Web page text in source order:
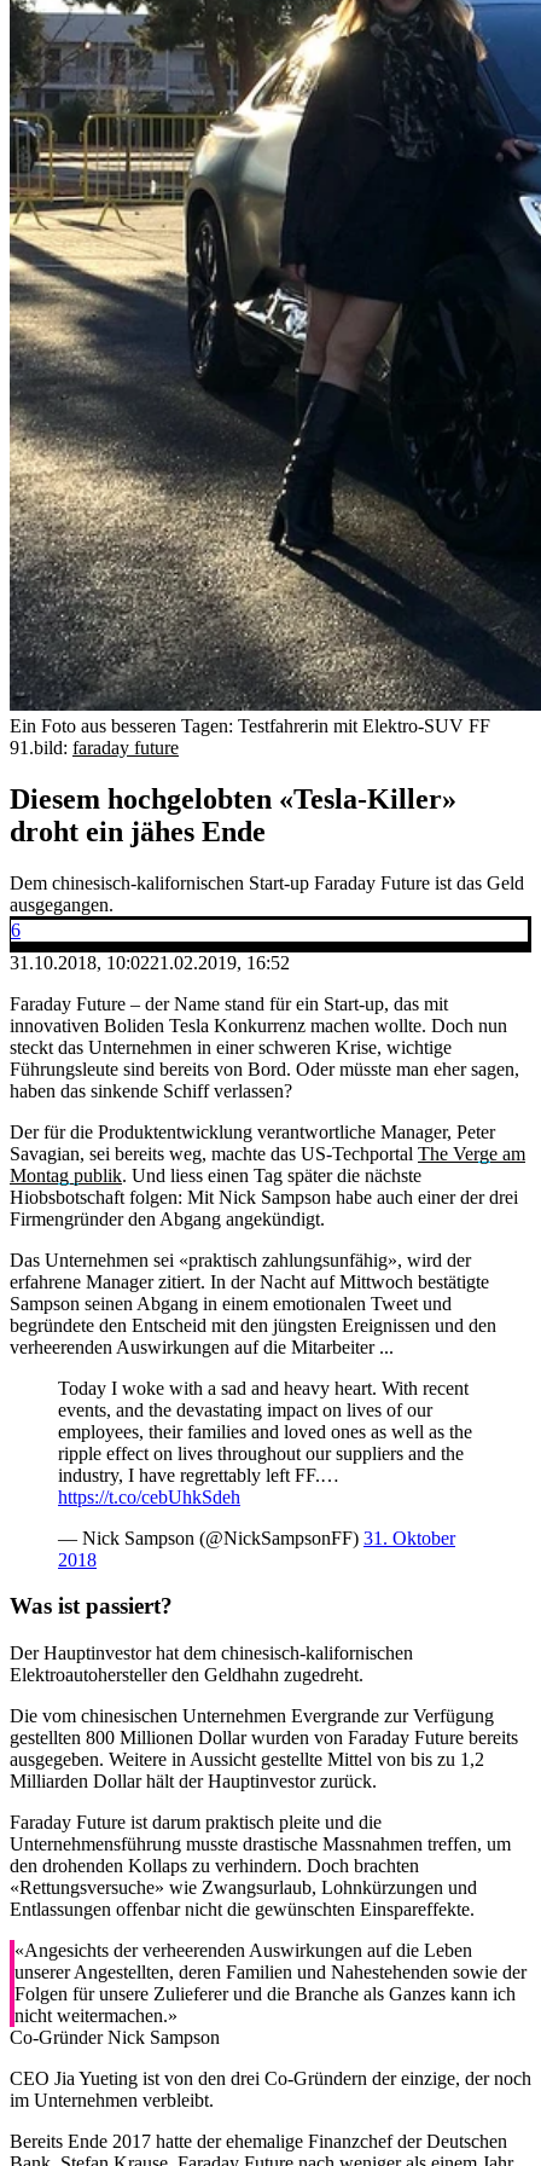
Ein Foto aus besseren Tagen: Testfahrerin mit Elektro-SUV FF
91.bild: faraday future
Diesem hochgelobten «Tesla-Killer»
droht ein jähes Ende
Dem chinesisch-kalifornischen Start-up Faraday Future ist das Geld
ausgegangen.
6
31.10.2018, 10:0221.02.2019, 16:52
Faraday Future – der Name stand für ein Start-up, das mit
innovativen Boliden Tesla Konkurrenz machen wollte. Doch nun
steckt das Unternehmen in einer schweren Krise, wichtige
Führungsleute sind bereits von Bord. Oder müsste man eher sagen,
haben das sinkende Schiff verlassen?
Der für die Produktentwicklung verantwortliche Manager, Peter
Savagian, sei bereits weg, machte das US-Techportal The Verge am
Montag publik. Und liess einen Tag später die nächste
Hiobsbotschaft folgen: Mit Nick Sampson habe auch einer der drei
Firmengründer den Abgang angekündigt.
Das Unternehmen sei «praktisch zahlungsunfähig», wird der
erfahrene Manager zitiert. In der Nacht auf Mittwoch bestätigte
Sampson seinen Abgang in einem emotionalen Tweet und
begründete den Entscheid mit den jüngsten Ereignissen und den
verheerenden Auswirkungen auf die Mitarbeiter ...
Today I woke with a sad and heavy heart. With recent
events, and the devastating impact on lives of our
employees, their families and loved ones as well as the
ripple effect on lives throughout our suppliers and the
industry, I have regrettably left FF.…
https://t.co/cebUhkSdeh
— Nick Sampson (@NickSampsonFF) 31. Oktober
2018
Was ist passiert?
Der Hauptinvestor hat dem chinesisch-kalifornischen
Elektroautohersteller den Geldhahn zugedreht.
Die vom chinesischen Unternehmen Evergrande zur Verfügung
gestellten 800 Millionen Dollar wurden von Faraday Future bereits
ausgegeben. Weitere in Aussicht gestellte Mittel von bis zu 1,2
Milliarden Dollar hält der Hauptinvestor zurück.
Faraday Future ist darum praktisch pleite und die
Unternehmensführung musste drastische Massnahmen treffen, um
den drohenden Kollaps zu verhindern. Doch brachten
«Rettungsversuche» wie Zwangsurlaub, Lohnkürzungen und
Entlassungen offenbar nicht die gewünschten Einspareffekte.
«Angesichts der verheerenden Auswirkungen auf die Leben
unserer Angestellten, deren Familien und Nahestehenden sowie der
Folgen für unsere Zulieferer und die Branche als Ganzes kann ich
nicht weitermachen.»
Co-Gründer Nick Sampson
CEO Jia Yueting ist von den drei Co-Gründern der einzige, der noch
im Unternehmen verbleibt.
Bereits Ende 2017 hatte der ehemalige Finanzchef der Deutschen